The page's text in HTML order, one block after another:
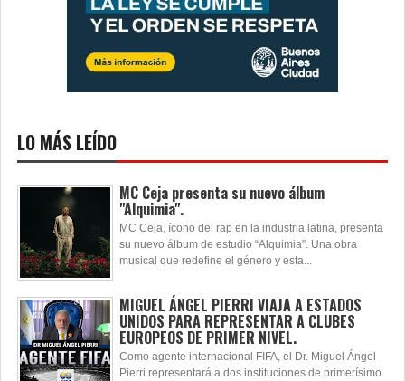
LO MÁS LEÍDO
MC Ceja presenta su nuevo álbum
"Alquimia".
MC Ceja, ícono del rap en la industria latina, presenta
su nuevo álbum de estudio “Alquimia”. Una obra
musical que redefine el género y esta...
MIGUEL ÁNGEL PIERRI VIAJA A ESTADOS
UNIDOS PARA REPRESENTAR A CLUBES
EUROPEOS DE PRIMER NIVEL.
Como agente internacional FIFA, el Dr. Miguel Ángel
Pierri representará a dos instituciones de primerísimo